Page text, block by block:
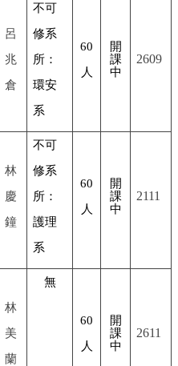
呂
兆
倉
不可
修系
所：
環安
系
60
人
開
課
中
2609
林
慶
鐘
不可
修系
所：
護理
系
60
人
開
課
中
2111
林
美
蘭
無
60
人
開
課
中
2611